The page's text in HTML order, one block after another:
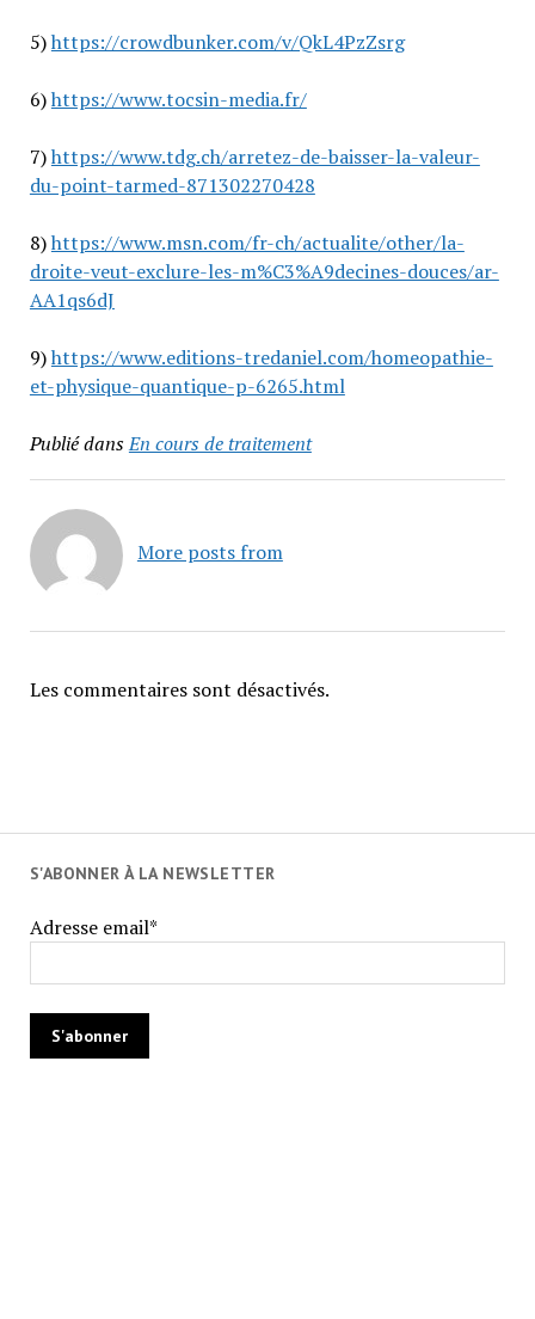
5)https://crowdbunker.com/v/QkL4PzZsrg
6)https://www.tocsin-media.fr/
7)https://www.tdg.ch/arretez-de-baisser-la-valeur-
du-point-tarmed-871302270428
8)https://www.msn.com/fr-ch/actualite/other/la-
droite-veut-exclure-les-m%C3%A9decines-douces/ar-
AA1qs6dJ
9)https://www.editions-tredaniel.com/homeopathie-
et-physique-quantique-p-6265.html
Publié dansEn cours de traitement
More posts from
Les commentaires sont désactivés.
S'ABONNER À LA NEWSLETTER
Adresse email*